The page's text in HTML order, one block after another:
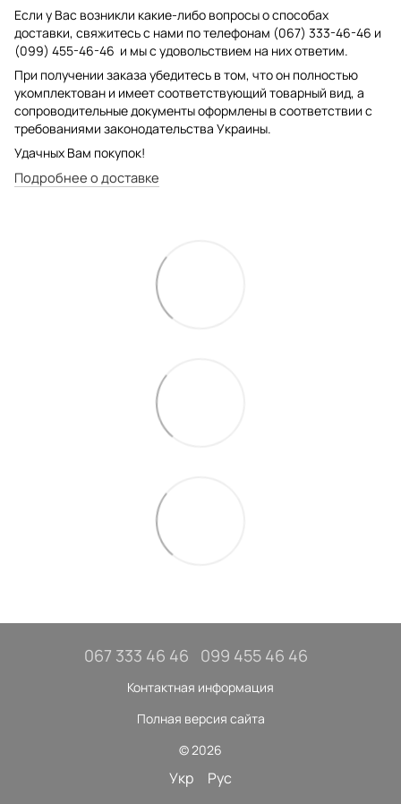
Если у Вас возникли какие-либо вопросы о способах
доставки, свяжитесь с нами по телефонам (067) 333-46-46 и
(099) 455-46-46 и мы с удовольствием на них ответим.
При получении заказа убедитесь в том, что он полностью
укомплектован и имеет соответствующий товарный вид, а
сопроводительные документы оформлены в соответствии с
требованиями законодательства Украины.
Удачных Вам покупок!
Подробнее о доставке
067 333 46 46 099 455 46 46
Контактная информация
Полная версия сайта
© 2026
Укр Рус